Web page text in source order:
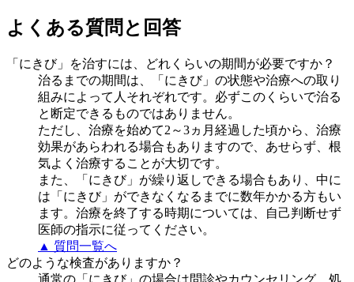
よくある質問と回答
「にきび」を治すには、どれくらいの期間が必要ですか？
治るまでの期間は、「にきび」の状態や治療への取り
組みによって人それぞれです。必ずこのくらいで治る
と断定できるものではありません。
ただし、治療を始めて2～3ヵ月経過した頃から、治療
効果があらわれる場合もありますので、あせらず、根
気よく治療することが大切です。
また、「にきび」が繰り返しできる場合もあり、中に
は「にきび」ができなくなるまでに数年かかる方もい
ます。治療を終了する時期については、自己判断せず
医師の指示に従ってください。
▲ 質問一覧へ
どのような検査がありますか？
通常の「にきび」の場合は問診やカウンセリング、処